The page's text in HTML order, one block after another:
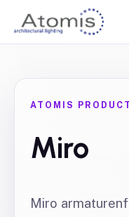
ATOMIS
Miro
Miro